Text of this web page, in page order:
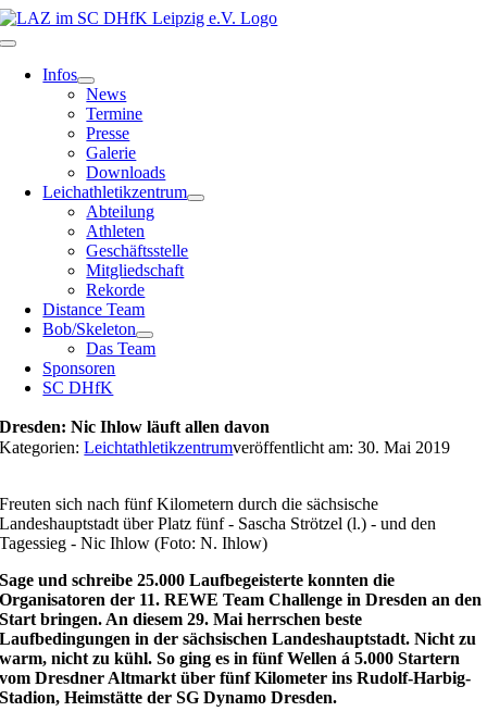
Zum
Inhalt
Toggle
Navigation
Infos
News
Termine
Presse
Galerie
Downloads
Leichathletikzentrum
Abteilung
Athleten
Geschäftsstelle
Mitgliedschaft
Rekorde
Distance Team
Bob/Skeleton
Das Team
Sponsoren
SC DHfK
Dresden: Nic Ihlow läuft allen davon
Kategorien:Leichtathletikzentrumveröffentlicht am: 30. Mai 2019
Freuten sich nach fünf Kilometern durch die sächsische
Landeshauptstadt über Platz fünf - Sascha Strötzel (l.) - und den
Tagessieg - Nic Ihlow (Foto: N. Ihlow)
Sage und schreibe 25.000 Laufbegeisterte konnten die
Organisatoren der 11. REWE Team Challenge in Dresden an den
Start bringen. An diesem 29. Mai herrschen beste
Laufbedingungen in der sächsischen Landeshauptstadt. Nicht zu
warm, nicht zu kühl. So ging es in fünf Wellen á 5.000 Startern
vom Dresdner Altmarkt über fünf Kilometer ins Rudolf-Harbig-
Stadion, Heimstätte der SG Dynamo Dresden.